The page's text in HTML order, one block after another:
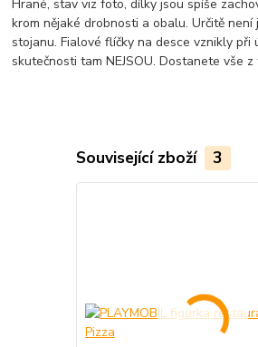
Hrané, stav viz foto, dílky jsou spíše
krom nějaké drobnosti a obalu. Určitě
stojanu. Fialové flíčky na desce vznikly při
skutečnosti tam NEJSOU. Dostanete vše z
Související zboží 3